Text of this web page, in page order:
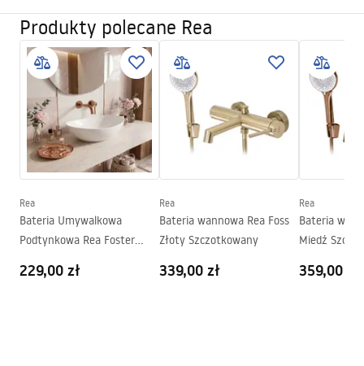
Kolor:
Złoty szczotkowany
Rodzaj wylewki:
Stała
Materiał:
Mosiądz, ABS
Zasięg wylewki:
175
Wysokość (mm):
100mm
Powłoka:
PVD
Średnica podłączenia:
Rozstaw przyłączy:
Gwarancja
5 lat
Instrukcja montażu
Faucet.pdf
Warunki bezpieczeństwa
WARUNKI BEZPIECZENSTWA BATERIE.pdf
Warunki gwarancji
Warranty_Terms_and_Conditions_Faucets_-_5.pdf
Pielegnacja.pdf
Produkty polecane Rea
Rea
Bateria Umywalkowa
Podtynkowa Rea Foster
229,00 zł
Rea
Bateria wannowa Rea Foss
Złoty Szczotkowany
339,00 zł
Rea
Bateria
Miedź
359,00 zł